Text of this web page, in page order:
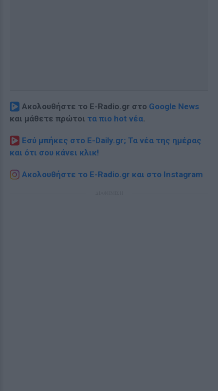
Ακολουθήστε το E-Radio.gr στο Google News
και μάθετε πρώτοι τα πιο hot νέα.
Εσύ μπήκες στο E-Daily.gr; Τα νέα της ημέρας
και ότι σου κάνει κλικ!
Ακολουθήστε το E-Radio.gr και στο Instagram